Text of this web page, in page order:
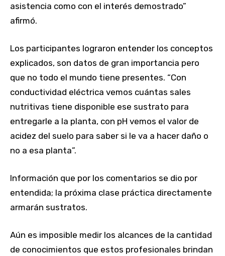
asistencia como con el interés demostrado”
afirmó.
Los participantes lograron entender los conceptos
explicados, son datos de gran importancia pero
que no todo el mundo tiene presentes. “Con
conductividad eléctrica vemos cuántas sales
nutritivas tiene disponible ese sustrato para
entregarle a la planta, con pH vemos el valor de
acidez del suelo para saber si le va a hacer daño o
no a esa planta”.
Información que por los comentarios se dio por
entendida; la próxima clase práctica directamente
armarán sustratos.
Aún es imposible medir los alcances de la cantidad
de conocimientos que estos profesionales brindan